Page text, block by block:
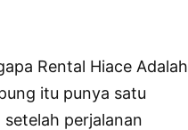
Rental Hiace Adalah
itu punya satu
perjalanan